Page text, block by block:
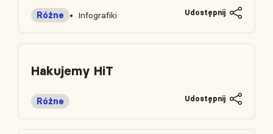
Infografiki
Różne Udostępnij
Hakujemy HiT
Różne Udostępnij